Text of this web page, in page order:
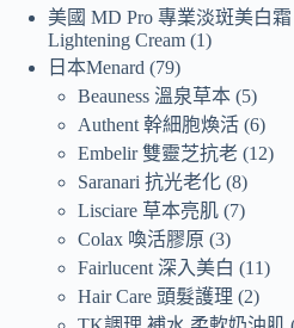
美國 MD Pro 專業淡斑美白霜
Lightening Cream 1
日本Menard
79
Beauness 溫泉草本 5
Authent 幹細胞煥活 6
Embelir 雙靈芝抗老 12
Saranari 抗光老化 8
Lisciare 草本亮肌 7
Colax 喚活膠原 3
Fairlucent 深入美白
11
Hair Care 頭髮護理
2